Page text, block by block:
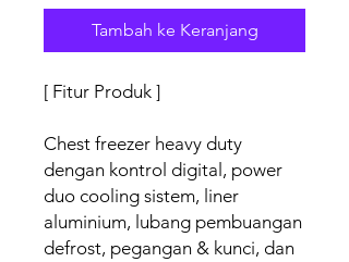
Tambah ke Keranjang
[ Fitur Produk ]
Chest freezer heavy duty
dengan kontrol digital, power
duo cooling sistem, liner
aluminium, lubang pembuangan
defrost, pegangan & kunci, dan